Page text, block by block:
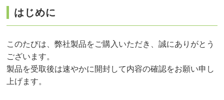
はじめに
このたびは、弊社製品をご購入いただき、誠にありがとう
ございます。
製品を受取後は速やかに開封して内容の確認をお願い申し
上げます。